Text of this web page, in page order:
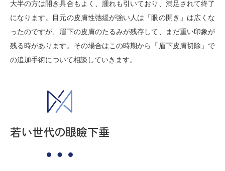
大半の方は開き具合もよく、腫れも引いており、満足されて終了
になります。目元の皮膚性弛緩が強い人は「眼の開き」は広くな
ったのですが、眉下の皮膚のたるみが残存して、まだ重い印象が
残る時があります。その場合はこの時期から「眉下皮膚切除」で
の追加手術について相談していきます。
若い世代の眼瞼下垂